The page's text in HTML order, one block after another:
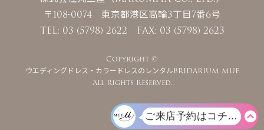
〒108-0074 東京都港区高輪3丁目7番6号
TEL: 03 (5798) 2622 FAX: 03 (5798) 2623
Copyright ©
ウエディングドレス・カラードレスのレンタルBRIDARIUM MUE
All Rights Reserved.